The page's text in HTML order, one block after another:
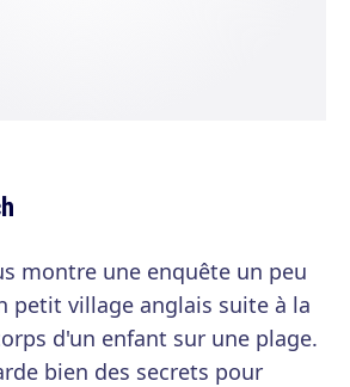
montre une enquête un peu
petit village anglais suite à la
d'un enfant sur une plage.
bien des secrets pour